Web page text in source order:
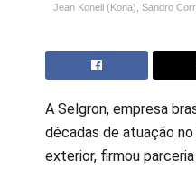
Jean Konell (Kona), Sandro
A Selgron, empresa
décadas de atuação
exterior, firmou